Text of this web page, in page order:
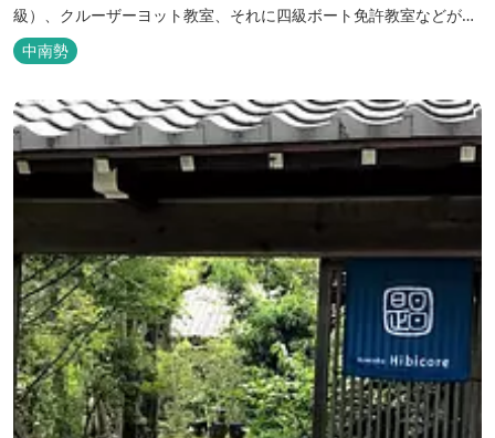
級）、クルーザーヨット教室、それに四級ボート免許教室などが開
催されています。レンタルヨットもあります。
中南勢